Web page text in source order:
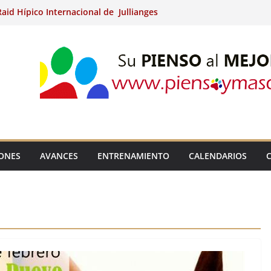
Hípico Internacional de Jullianges
de Ripoll (Girona).
Prueba Clasificatoria del Ciclo de
Raid.
Kung (Badajoz).
AVANCES ENTRENAMIENTO CALENDARIOS